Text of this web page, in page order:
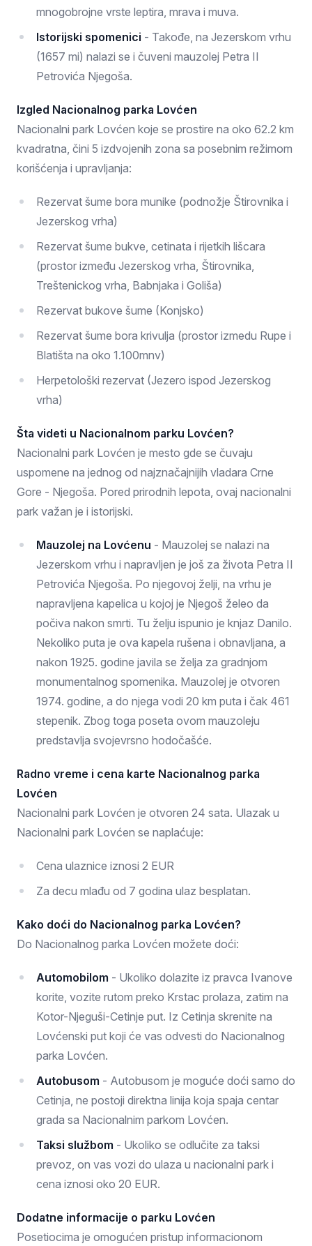
mnogobrojne vrste leptira, mrava i muva.
Istorijski spomenici - Takođe, na Jezerskom vrhu
(1657 mi) nalazi se i čuveni mauzolej Petra II
Petrovića Njegoša.
Izgled Nacionalnog parka Lovćen
Nacionalni park Lovćen koje se prostire na oko 62.2 km
kvadratna, čini 5 izdvojenih zona sa posebnim režimom
korišćenja i upravljanja:
Rezervat šume bora munike (podnožje Štirovnika i
Jezerskog vrha)
Rezervat šume bukve, cetinata i rijetkih lišcara
(prostor između Jezerskog vrha, Štirovnika,
Treštenickog vrha, Babnjaka i Goliša)
Rezervat bukove šume (Konjsko)
Rezervat šume bora krivulja (prostor izmedu Rupe i
Blatišta na oko 1.100mnv)
Herpetološki rezervat (Jezero ispod Jezerskog
vrha)
Šta videti u Nacionalnom parku Lovćen?
Nacionalni park Lovćen je mesto gde se čuvaju
uspomene na jednog od najznačajnijih vladara Crne
Gore - Njegoša. Pored prirodnih lepota, ovaj nacionalni
park važan je i istorijski.
Mauzolej na Lovćenu - Mauzolej se nalazi na
Jezerskom vrhu i napravljen je još za života Petra II
Petrovića Njegoša. Po njegovoj želji, na vrhu je
napravljena kapelica u kojoj je Njegoš želeo da
počiva nakon smrti. Tu želju ispunio je knjaz Danilo.
Nekoliko puta je ova kapela rušena i obnavljana, a
nakon 1925. godine javila se želja za gradnjom
monumentalnog spomenika. Mauzolej je otvoren
1974. godine, a do njega vodi 20 km puta i čak 461
stepenik. Zbog toga poseta ovom mauzoleju
predstavlja svojevrsno hodočašće.
Radno vreme i cena karte Nacionalnog parka
Lovćen
Nacionalni park Lovćen je otvoren 24 sata. Ulazak u
Nacionalni park Lovćen se naplaćuje:
Cena ulaznice iznosi 2 EUR
Za decu mlađu od 7 godina ulaz besplatan.
Kako doći do Nacionalnog parka Lovćen?
Do Nacionalnog parka Lovćen možete doći:
Automobilom - Ukoliko dolazite iz pravca Ivanove
korite, vozite rutom preko Krstac prolaza, zatim na
Kotor-Njeguši-Cetinje put. Iz Cetinja skrenite na
Lovćenski put koji će vas odvesti do Nacionalnog
parka Lovćen.
Autobusom - Autobusom je moguće doći samo do
Cetinja, ne postoji direktna linija koja spaja centar
grada sa Nacionalnim parkom Lovćen.
Taksi službom - Ukoliko se odlučite za taksi
prevoz, on vas vozi do ulaza u nacionalni park i
cena iznosi oko 20 EUR.
Dodatne informacije o parku Lovćen
Posetiocima je omogućen pristup informacionom